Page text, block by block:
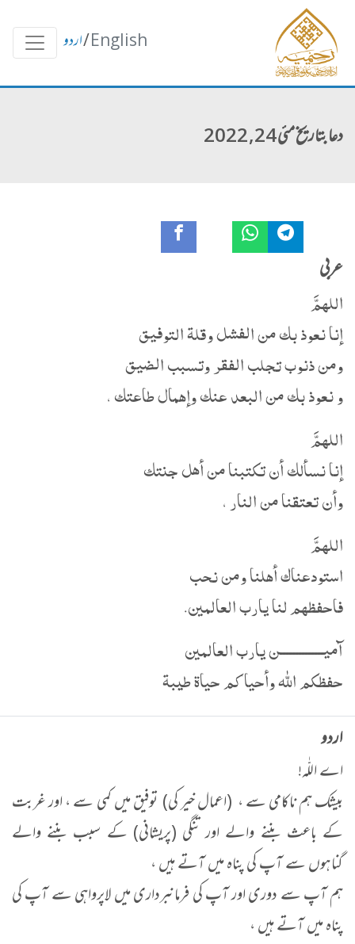
English
/اردو
دعا بتاریخ مئی 24, 2022
عربی
اللهمَّ
إنا نعوذ بك من الفشل وقلة التوفيق
ومن ذنوب تجلب الفقر وتسبب الضيق
و نعوذ بك من البعد عنك وإهمال طاعتك ،
اللهمَّ
إنا نسألك أن تكتبنا من أهل جنتك
وأن تعتقنا من النار ،
اللهمَّ
استودعناك أهلنا ومن نحب
فاحفظهم لنا يارب العالمين.
آميــــــــــــــن يارب العالمين
حفظكم الله وأحياكم حياة طيبة
اردو
اے اللّٰہ!
بیشک ہم ناکامی سے ، (اعمال خیر کی) توفیق میں کمی سے ، اور غربت
کے باعث بننے والے اور تنگی (پریشانی) کے سبب بننے والے
گناہوں سے آپ کی پناہ میں آتے ہیں ،
ہم آپ سے دوری اور آپ کی فرمانبرداری میں لاپرواہی سے آپ کی
پناہ میں آتے ہیں ،